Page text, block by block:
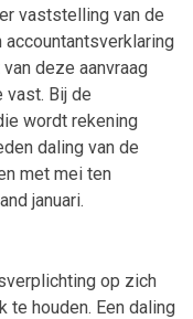
vaststelling van de
accountantsverklaring
deze aanvraag
Bij de
wordt rekening
daling van de
met mei ten
januari.
op zich
houden. Een daling